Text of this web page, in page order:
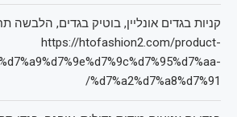
קניות בגדים אונליין, בוטיק בגדים,
https://htofashion2.com/product-
%d7%a2%d7%a8%d7%91/